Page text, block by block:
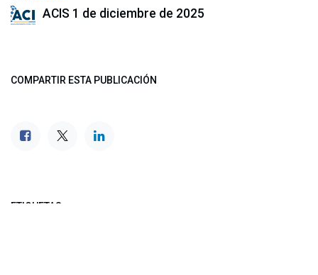
ACIS 1 de diciembre de 2025
COMPARTIR ESTA PUBLICACIÓN
ETIQUETAS